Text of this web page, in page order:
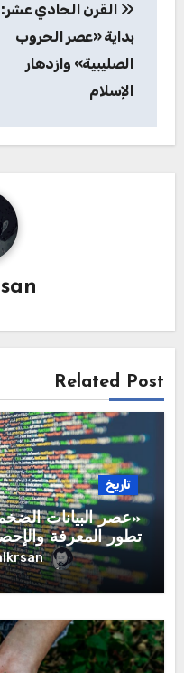
المقالات
القرن الحادي عشر:
بداية «عصر الحروب
الصليبية» وازدهار
الإسلام
Related Post
تاريخ
​«عصر البيانات
تطور المعرفة